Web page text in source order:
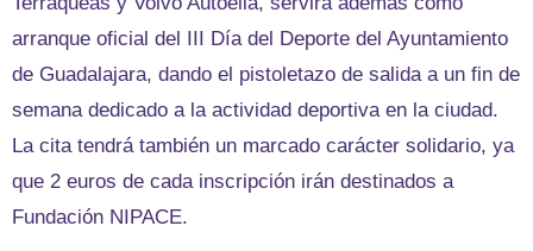
arranque oficial del III Día del Deporte del Ayuntamiento
de Guadalajara, dando el pistoletazo de salida a un fin de
semana dedicado a la actividad deportiva en la ciudad.
La cita tendrá también un marcado carácter solidario, ya
que 2 euros de cada inscripción irán destinados a
Fundación NIPACE.